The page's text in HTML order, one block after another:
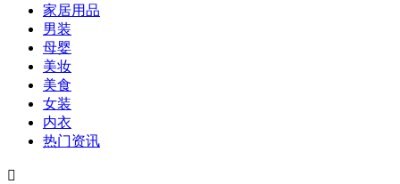
家居用品
男装
母婴
美妆
美食
女装
内衣
热门资讯
